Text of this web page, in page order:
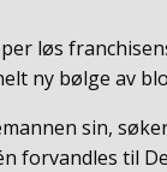
løs
ny bølge av
sin,
forvandles til